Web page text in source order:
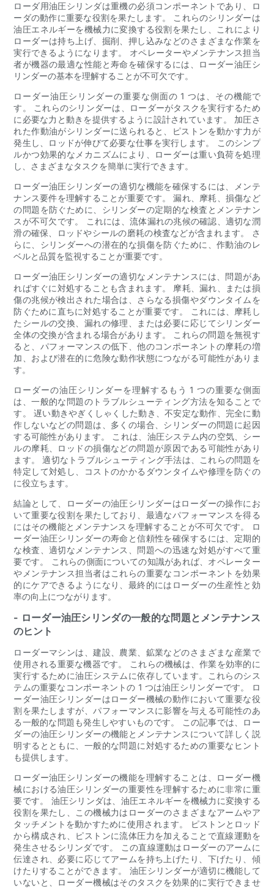
ローダ用油圧シリンダは重機の必須コンポーネントであり、ロ
ーダの動作に重要な役割を果たします。 これらのシリンダーは
油圧エネルギーを機械力に変換する役割を果たし、これにより
ローダーは持ち上げ、掘削、押し込みなどのさまざまな作業を
実行できるようになります。 オペレーターやメンテナンス担当
者が機器の最適な性能と寿命を確保するには、ローダー油圧シ
リンダーの基本を理解することが不可欠です。
ローダー油圧シリンダーの重要な側面の 1 つは、その機能で
す。 これらのシリンダーは、ローダーがタスクを実行するため
に必要な力と動きを提供するように設計されています。 加圧さ
れた作動油がシリンダーに送られると、ピストンを動かす力が
発生し、ロッドが伸びて必要な仕事を実行します。 このシンプ
ルかつ効果的なメカニズムにより、ローダーは重い負荷を処理
し、さまざまなタスクを簡単に実行できます。
ローダー油圧シリンダーの適切な機能を確保するには、メンテ
ナンス要件を理解することが重要です。 漏れ、摩耗、損傷など
の問題を防ぐために、シリンダーの定期的な検査とメンテナン
スが不可欠です。 これには、流体漏れの兆候の確認、適切な潤
滑の確保、ロッドやシールの磨耗の検査などが含まれます。 さ
らに、シリンダーへの潜在的な損傷を防ぐために、作動油のレ
ベルと品質を監視することが重要です。
ローダー油圧シリンダーの適切なメンテナンスには、問題があ
ればすぐに対処することも含まれます。 摩耗、漏れ、または損
傷の兆候が検出された場合は、さらなる損傷やダウンタイムを
防ぐために直ちに対処することが重要です。 これには、摩耗し
たシールの交換、漏れの修理、または必要に応じてシリンダー
全体の交換が含まれる場合があります。 これらの問題を無視す
ると、パフォーマンスの低下、他のコンポーネントの摩耗の増
加、および潜在的に危険な動作状態につながる可能性がありま
す。
ローダーの油圧シリンダーを理解するもう 1 つの重要な側面
は、一般的な問題のトラブルシューティング方法を知ることで
す。 遅い動きやぎくしゃくした動き、不安定な動作、完全に動
作しないなどの問題は、多くの場合、シリンダーの問題に起因
する可能性があります。 これは、油圧システム内の空気、シー
ルの摩耗、ロッドの損傷などの問題が原因である可能性があり
ます。 適切なトラブルシューティング手法は、これらの問題を
特定して対処し、コストのかかるダウンタイムや修理を防ぐの
に役立ちます。
結論として、ローダーの油圧シリンダーはローダーの操作にお
いて重要な役割を果たしており、最適なパフォーマンスを得る
にはその機能とメンテナンスを理解することが不可欠です。 ロ
ーダー油圧シリンダーの寿命と信頼性を確保するには、定期的
な検査、適切なメンテナンス、問題への迅速な対処がすべて重
要です。 これらの側面についての知識があれば、オペレーター
やメンテナンス担当者はこれらの重要なコンポーネントを効果
的にケアできるようになり、最終的にはローダーの生産性と効
率の向上につながります。
- ローダー油圧シリンダの一般的な問題とメンテナンス
のヒント
ローダーマシンは、建設、農業、鉱業などのさまざまな産業で
使用される重要な機器です。 これらの機械は、作業を効率的に
実行するために油圧システムに依存しています。これらのシス
テムの重要なコンポーネントの 1 つは油圧シリンダーです。 ロ
ーダー油圧シリンダーはローダー機械の動作において重要な役
割を果たしますが、パフォーマンスに影響を与える可能性のあ
る一般的な問題も発生しやすいものです。 この記事では、ロー
ダーの油圧シリンダーの機能とメンテナンスについて詳しく説
明するとともに、一般的な問題に対処するための重要なヒント
も提供します。
ローダー油圧シリンダーの機能を理解することは、ローダー機
械における油圧シリンダーの重要性を理解するために非常に重
要です。 油圧シリンダは、油圧エネルギーを機械力に変換する
役割を果たし、この機械力はローダーのさまざまなアームやア
タッチメントを動かすために使用されます。 ピストンとロッド
から構成され、ピストンに流体圧力を加えることで直線運動を
発生させるシリンダです。 この直線運動はローダーのアームに
伝達され、必要に応じてアームを持ち上げたり、下げたり、傾
けたりすることができます。 油圧シリンダーが適切に機能して
いないと、ローダー機械はそのタスクを効果的に実行できませ